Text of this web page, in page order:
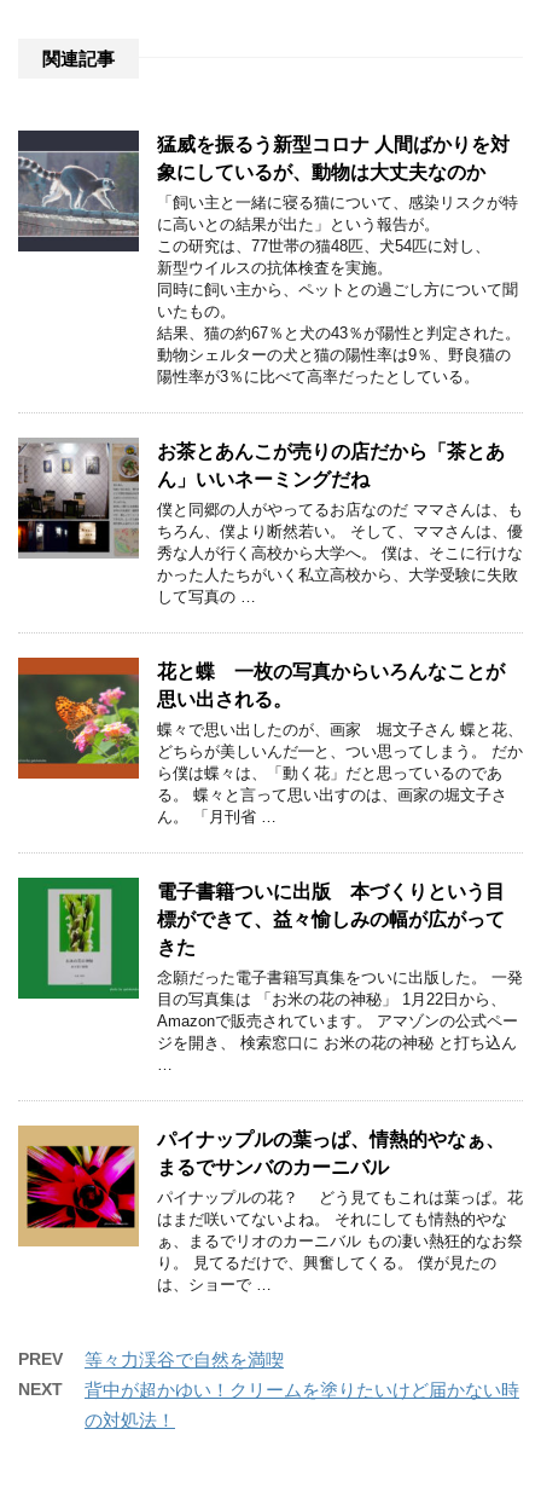
関連記事
猛威を振るう新型コロナ 人間ばかりを対
象にしているが、動物は大丈夫なのか
「飼い主と一緒に寝る猫について、感染リスクが特
に高いとの結果が出た」という報告が。
この研究は、77世帯の猫48匹、犬54匹に対し、
新型ウイルスの抗体検査を実施。
同時に飼い主から、ペットとの過ごし方について聞
いたもの。
結果、猫の約67％と犬の43％が陽性と判定された。
動物シェルターの犬と猫の陽性率は9％、野良猫の
陽性率が3％に比べて高率だったとしている。
お茶とあんこが売りの店だから「茶とあ
ん」いいネーミングだね
僕と同郷の人がやってるお店なのだ ママさんは、も
ちろん、僕より断然若い。 そして、ママさんは、優
秀な人が行く高校から大学へ。 僕は、そこに行けな
かった人たちがいく私立高校から、大学受験に失敗
して写真の …
花と蝶 一枚の写真からいろんなことが
思い出される。
蝶々で思い出したのが、画家 堀文子さん 蝶と花、
どちらが美しいんだ━と、つい思ってしまう。 だか
ら僕は蝶々は、「動く花」だと思っているのであ
る。 蝶々と言って思い出すのは、画家の堀文子さ
ん。 「月刊省 …
電子書籍ついに出版 本づくりという目
標ができて、益々愉しみの幅が広がって
きた
念願だった電子書籍写真集をついに出版した。 一発
目の写真集は 「お米の花の神秘」 1月22日から、
Amazonで販売されています。 アマゾンの公式ペー
ジを開き、 検索窓口に お米の花の神秘 と打ち込ん
パイナップルの葉っぱ、情熱的やなぁ、
まるでサンバのカーニバル
パイナップルの花？ どう見てもこれは葉っぱ。花
はまだ咲いてないよね。 それにしても情熱的やな
ぁ、まるでリオのカーニバル もの凄い熱狂的なお祭
り。 見てるだけで、興奮してくる。 僕が見たの
は、ショーで …
PREV 等々力渓谷で自然を満喫
NEXT
背中が超かゆい！クリームを塗りたいけど届かない時
の対処法！